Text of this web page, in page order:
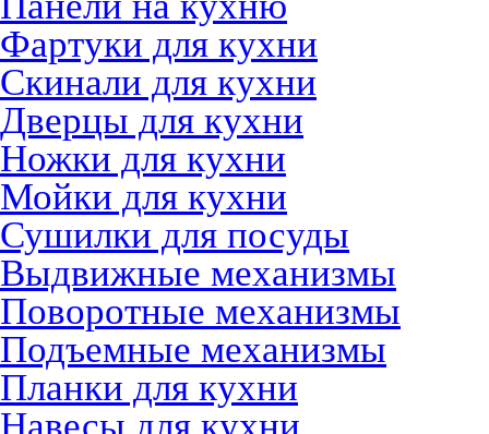
Фартуки для кухни
Скинали для кухни
Дверцы для кухни
Ножки для кухни
Мойки для кухни
Сушилки для посуды
Выдвижные механизмы
Поворотные механизмы
Подъемные механизмы
Планки для кухни